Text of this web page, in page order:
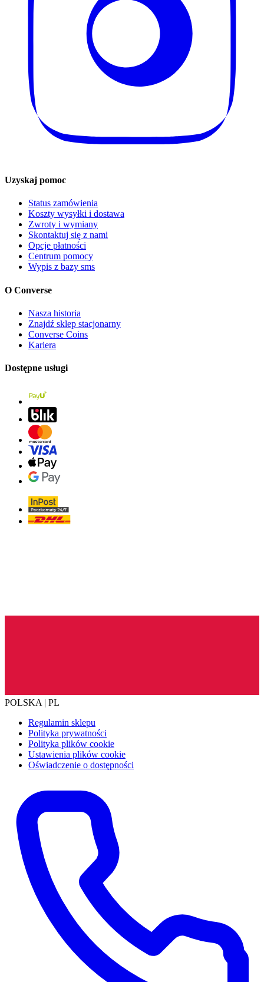
Uzyskaj pomoc
Status zamówienia
Koszty wysyłki i dostawa
Zwroty i wymiany
Skontaktuj się z nami
Opcje płatności
Centrum pomocy
Wypis z bazy sms
O Converse
Nasza historia
Znajdź sklep stacjonarny
Converse Coins
Kariera
Dostępne usługi
POLSKA | PL
Regulamin sklepu
Polityka prywatności
Polityka plików cookie
Ustawienia plików cookie
Oświadczenie o dostępności